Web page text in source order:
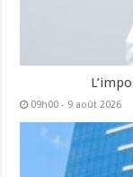
09h00 - 9 août 2026